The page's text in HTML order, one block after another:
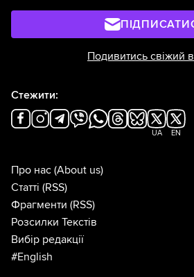
Подивитись свіжий
Стежити:
UA EN
Про нас (About us)
Статті (RSS)
Фрагменти (RSS)
Розсилки Текстів
Вибір редакції
#English